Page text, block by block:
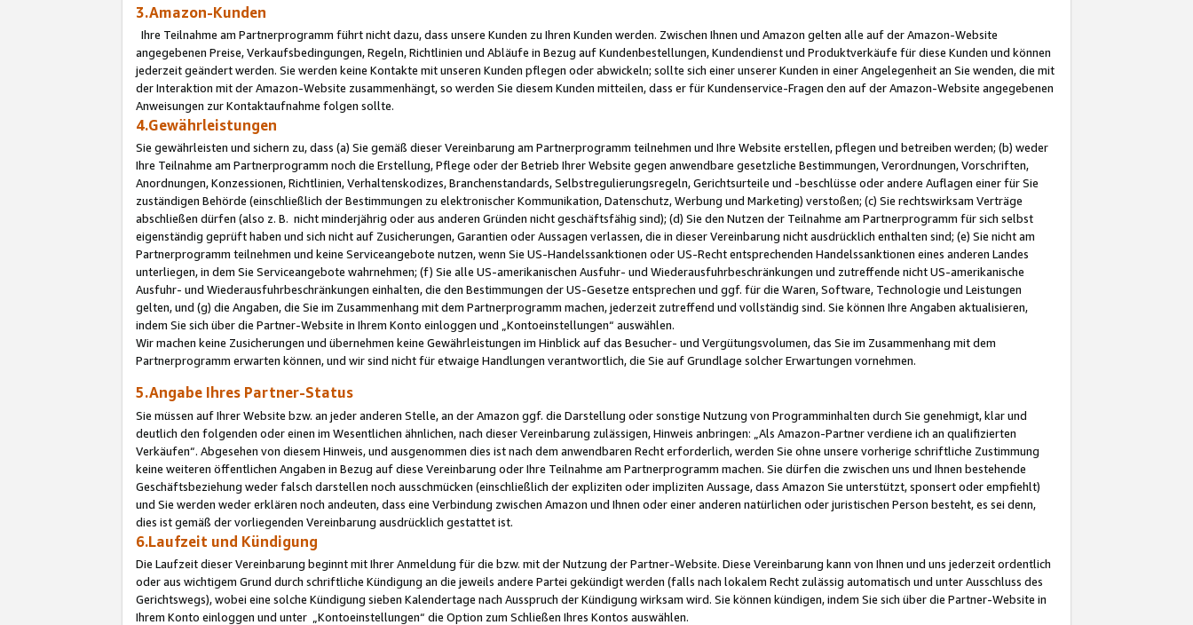
3.Amazon-Kunden
Ihre Teilnahme am Partnerprogramm führt nicht dazu, dass unsere Kunden zu Ihren Kunden werden. Zwischen Ihnen und Amazon gelten alle auf der Amazon-Website
angegebenen Preise, Verkaufsbedingungen, Regeln, Richtlinien und Abläufe in Bezug auf Kundenbestellungen, Kundendienst und Produktverkäufe für diese Kunden und können
jederzeit geändert werden. Sie werden keine Kontakte mit unseren Kunden pflegen oder abwickeln; sollte sich einer unserer Kunden in einer Angelegenheit an Sie wenden, die mit
der Interaktion mit der Amazon-Website zusammenhängt, so werden Sie diesem Kunden mitteilen, dass er für Kundenservice-Fragen den auf der Amazon-Website angegebenen
Anweisungen zur Kontaktaufnahme folgen sollte.
4.Gewährleistungen
Sie gewährleisten und sichern zu, dass (a) Sie gemäß dieser Vereinbarung am Partnerprogramm teilnehmen und Ihre Website erstellen, pflegen und betreiben werden; (b) weder
Ihre Teilnahme am Partnerprogramm noch die Erstellung, Pflege oder der Betrieb Ihrer Website gegen anwendbare gesetzliche Bestimmungen, Verordnungen, Vorschriften,
Anordnungen, Konzessionen, Richtlinien, Verhaltenskodizes, Branchenstandards, Selbstregulierungsregeln, Gerichtsurteile und -beschlüsse oder andere Auflagen einer für Sie
zuständigen Behörde (einschließlich der Bestimmungen zu elektronischer Kommunikation, Datenschutz, Werbung und Marketing) verstoßen; (c) Sie rechtswirksam Verträge
abschließen dürfen (also z. B. nicht minderjährig oder aus anderen Gründen nicht geschäftsfähig sind); (d) Sie den Nutzen der Teilnahme am Partnerprogramm für sich selbst
eigenständig geprüft haben und sich nicht auf Zusicherungen, Garantien oder Aussagen verlassen, die in dieser Vereinbarung nicht ausdrücklich enthalten sind; (e) Sie nicht am
Partnerprogramm teilnehmen und keine Serviceangebote nutzen, wenn Sie US-Handelssanktionen oder US-Recht entsprechenden Handelssanktionen eines anderen Landes
unterliegen, in dem Sie Serviceangebote wahrnehmen; (f) Sie alle US-amerikanischen Ausfuhr- und Wiederausfuhrbeschränkungen und zutreffende nicht US-amerikanische
Ausfuhr- und Wiederausfuhrbeschränkungen einhalten, die den Bestimmungen der US-Gesetze entsprechen und ggf. für die Waren, Software, Technologie und Leistungen
gelten, und (g) die Angaben, die Sie im Zusammenhang mit dem Partnerprogramm machen, jederzeit zutreffend und vollständig sind. Sie können Ihre Angaben aktualisieren,
indem Sie sich über die Partner-Website in Ihrem Konto einloggen und „Kontoeinstellungen“ auswählen.
Wir machen keine Zusicherungen und übernehmen keine Gewährleistungen im Hinblick auf das Besucher- und Vergütungsvolumen, das Sie im Zusammenhang mit dem
Partnerprogramm erwarten können, und wir sind nicht für etwaige Handlungen verantwortlich, die Sie auf Grundlage solcher Erwartungen vornehmen.
5.Angabe Ihres Partner-Status
Sie müssen auf Ihrer Website bzw. an jeder anderen Stelle, an der Amazon ggf. die Darstellung oder sonstige Nutzung von Programminhalten durch Sie genehmigt, klar und
deutlich den folgenden oder einen im Wesentlichen ähnlichen, nach dieser Vereinbarung zulässigen, Hinweis anbringen: „Als Amazon-Partner verdiene ich an qualifizierten
Verkäufen“. Abgesehen von diesem Hinweis, und ausgenommen dies ist nach dem anwendbaren Recht erforderlich, werden Sie ohne unsere vorherige schriftliche Zustimmung
keine weiteren öffentlichen Angaben in Bezug auf diese Vereinbarung oder Ihre Teilnahme am Partnerprogramm machen. Sie dürfen die zwischen uns und Ihnen bestehende
Geschäftsbeziehung weder falsch darstellen noch ausschmücken (einschließlich der expliziten oder impliziten Aussage, dass Amazon Sie unterstützt, sponsert oder empfiehlt)
und Sie werden weder erklären noch andeuten, dass eine Verbindung zwischen Amazon und Ihnen oder einer anderen natürlichen oder juristischen Person besteht, es sei denn,
dies ist gemäß der vorliegenden Vereinbarung ausdrücklich gestattet ist.
6.Laufzeit und Kündigung
Die Laufzeit dieser Vereinbarung beginnt mit Ihrer Anmeldung für die bzw. mit der Nutzung der Partner-Website. Diese Vereinbarung kann von Ihnen und uns jederzeit ordentlich
oder aus wichtigem Grund durch schriftliche Kündigung an die jeweils andere Partei gekündigt werden (falls nach lokalem Recht zulässig automatisch und unter Ausschluss des
Gerichtswegs), wobei eine solche Kündigung sieben Kalendertage nach Ausspruch der Kündigung wirksam wird. Sie können kündigen, indem Sie sich über die Partner-Website in
Ihrem Konto einloggen und unter „Kontoeinstellungen“ die Option zum Schließen Ihres Kontos auswählen.